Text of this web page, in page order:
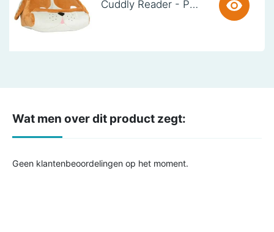
Cuddly Reader - Puppy Pete
Wat men over dit product zegt:
Geen klantenbeoordelingen op het moment.